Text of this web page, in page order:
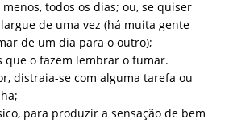
todos os dias; ou, se quiser
de uma vez (há muita gente
de um dia para o outro);
que o fazem lembrar o fumar.
distraia-se com alguma tarefa ou
para produzir a sensação de bem